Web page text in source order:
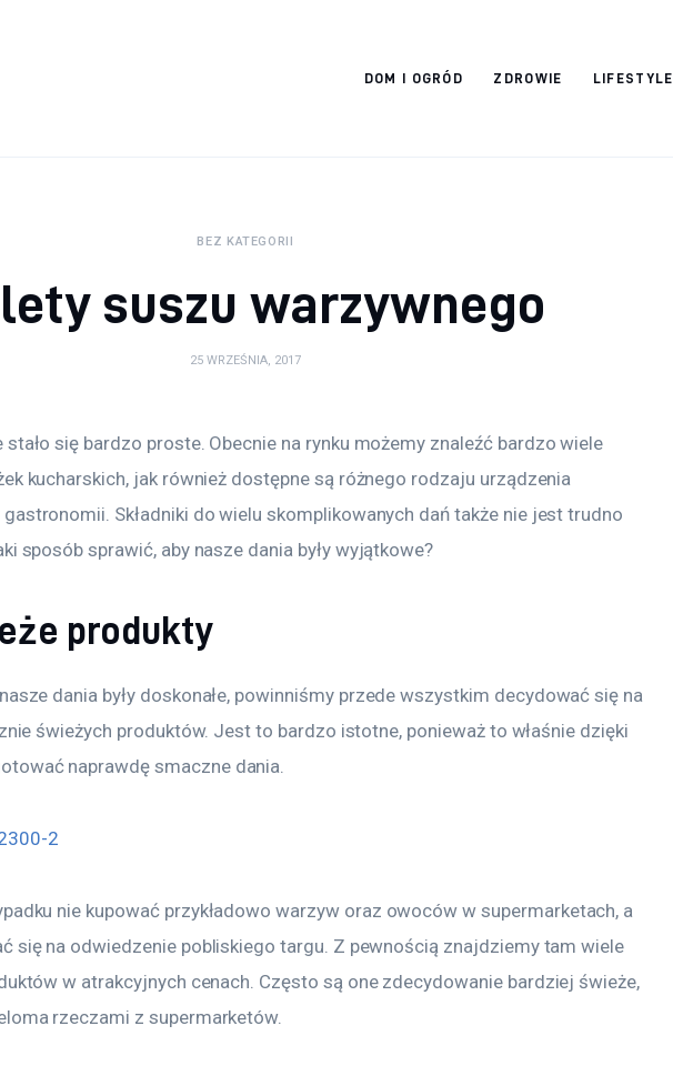
DOM I OGRÓD ZDROWIE LIFESTYLE
BEZ KATEGORII
suszu warzywnego
25 WRZEŚNIA, 2017
się bardzo proste. Obecnie na rynku możemy znaleźć bardzo wiele
kucharskich, jak również dostępne są różnego rodzaju urządzenia
Składniki do wielu skomplikowanych dań także nie jest trudno
sposób sprawić, aby nasze dania były wyjątkowe?
produkty
dania były doskonałe, powinniśmy przede wszystkim decydować się na
świeżych produktów. Jest to bardzo istotne, ponieważ to właśnie dzięki
naprawdę smaczne dania.
nie kupować przykładowo warzyw oraz owoców w supermarketach, a
się na odwiedzenie pobliskiego targu. Z pewnością znajdziemy tam wiele
w atrakcyjnych cenach. Często są one zdecydowanie bardziej świeże,
rzeczami z supermarketów.